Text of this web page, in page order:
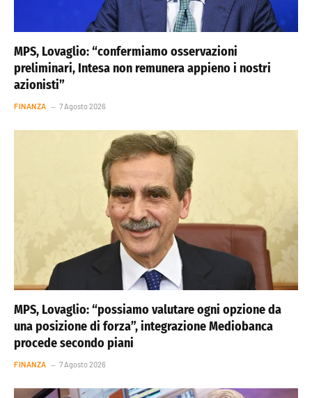
MPS, Lovaglio: “confermiamo osservazioni
preliminari, Intesa non remunera appieno i nostri
azionisti”
FINANZA 7 Agosto 2026
MPS, Lovaglio: “possiamo valutare ogni opzione da
una posizione di forza”, integrazione Mediobanca
procede secondo piani
FINANZA 7 Agosto 2026